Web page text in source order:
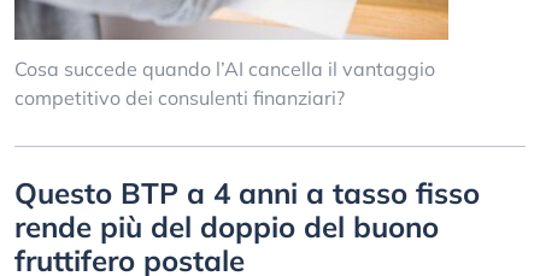
Cosa succede quando l’AI cancella il vantaggio
competitivo dei consulenti finanziari?
Questo BTP a 4 anni a tasso fisso
rende più del doppio del buono
fruttifero postale